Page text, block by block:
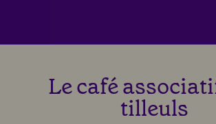
Le café
tilleuls